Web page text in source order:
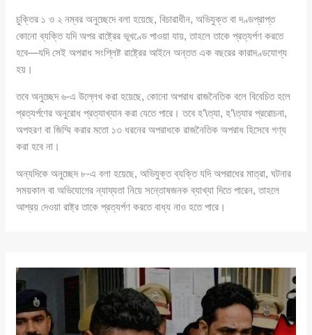
চুক্তির ১ ও ২ নম্বর অনুচ্ছেদে বলা হয়েছে, বিচারাধীন, অভিযুক্ত বা দণ্ডপ্রাপ্ত
কোনো ব্যক্তি যদি অপর রাষ্ট্রের ভূখণ্ডে পাওয়া যায়, তাহলে তাকে প্রত্যর্পণ করতে
হবে—যদি সেই অপরাধ সংশ্লিষ্ট রাষ্ট্রের আইনে অন্তত এক বছরের কারাদণ্ডযোগ্য
হয়।
তবে অনুচ্ছেদ ৬-এ উল্লেখ করা হয়েছে, কোনো অপরাধ রাজনৈতিক বলে বিবেচিত হলে
প্রত্যর্পণের অনুরোধ প্রত্যাখ্যান করা যেতে পারে। তবে হ’\ত্যা, হ’\ত্যার প্ররোচনা,
অপহরণ বা জিম্মি করার মতো ১৩ ধরনের অপরাধকে রাজনৈতিক অপরাধ হিসেবে গণ্য
করা হবে না।
অন্যদিকে অনুচ্ছেদ ৮-এ বলা হয়েছে, অভিযুক্ত ব্যক্তি যদি অপরাধের মাত্রা, ঘটনার
সময়কাল বা অভিযোগের ন্যায্যতা নিয়ে সন্তোষজনক ব্যাখ্যা দিতে পারেন, তাহলে
আশ্রয় দেওয়া রাষ্ট্র তাকে প্রত্যর্পণ করতে বাধ্য নাও হতে পারে।